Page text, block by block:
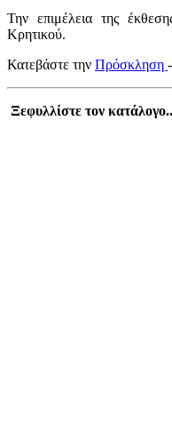
Την επιμέλεια της
Κρητικού.
Κατεβάστε την Πρόσκληση
Ξεφυλλίστε τον